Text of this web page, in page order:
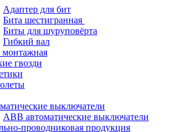
Адаптер для бит
Бита шестигранная
Биты для шуруповёрта
Гибкий вал
гвозди
выключатели
ABB автоматические выключатели
проводниковая продукция